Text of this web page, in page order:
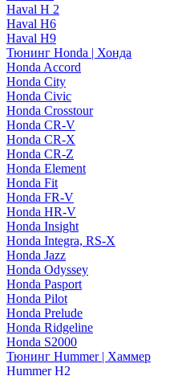
Haval H 2
Haval H6
Haval H9
Тюнинг Honda | Хонда
Honda Accord
Honda City
Honda Civic
Honda Crosstour
Honda CR-V
Honda CR-X
Honda CR-Z
Honda Element
Honda Fit
Honda FR-V
Honda HR-V
Honda Insight
Honda Integra, RS-X
Honda Jazz
Honda Odyssey
Honda Pasport
Honda Pilot
Honda Prelude
Honda Ridgeline
Honda S2000
Тюнинг Hummer | Хаммер
Hummer H2